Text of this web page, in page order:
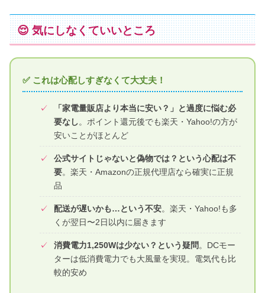
😌 気にしなくていいところ
✅ これは心配しすぎなくて大丈夫！
「家電量販店より本当に安い？」と過度に悩む必
要なし。ポイント還元後でも楽天・Yahoo!の方が
安いことがほとんど
公式サイトじゃないと偽物では？という心配は不
要。楽天・Amazonの正規代理店なら確実に正規
品
配送が遅いかも…という不安。楽天・Yahoo!も多
くが翌日〜2日以内に届きます
消費電力1,250Wは少ない？という疑問 。DCモー
ターは低消費電力でも大風量を実現。電気代も比
較的安め